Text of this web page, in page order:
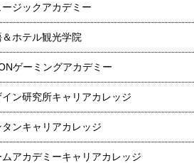
ジックアカデミー
ホテル観光学院
ゲーミングアカデミー
ン研究所キャリアカレッジ
ンキャリアカレッジ
アカデミーキャリアカレッジ